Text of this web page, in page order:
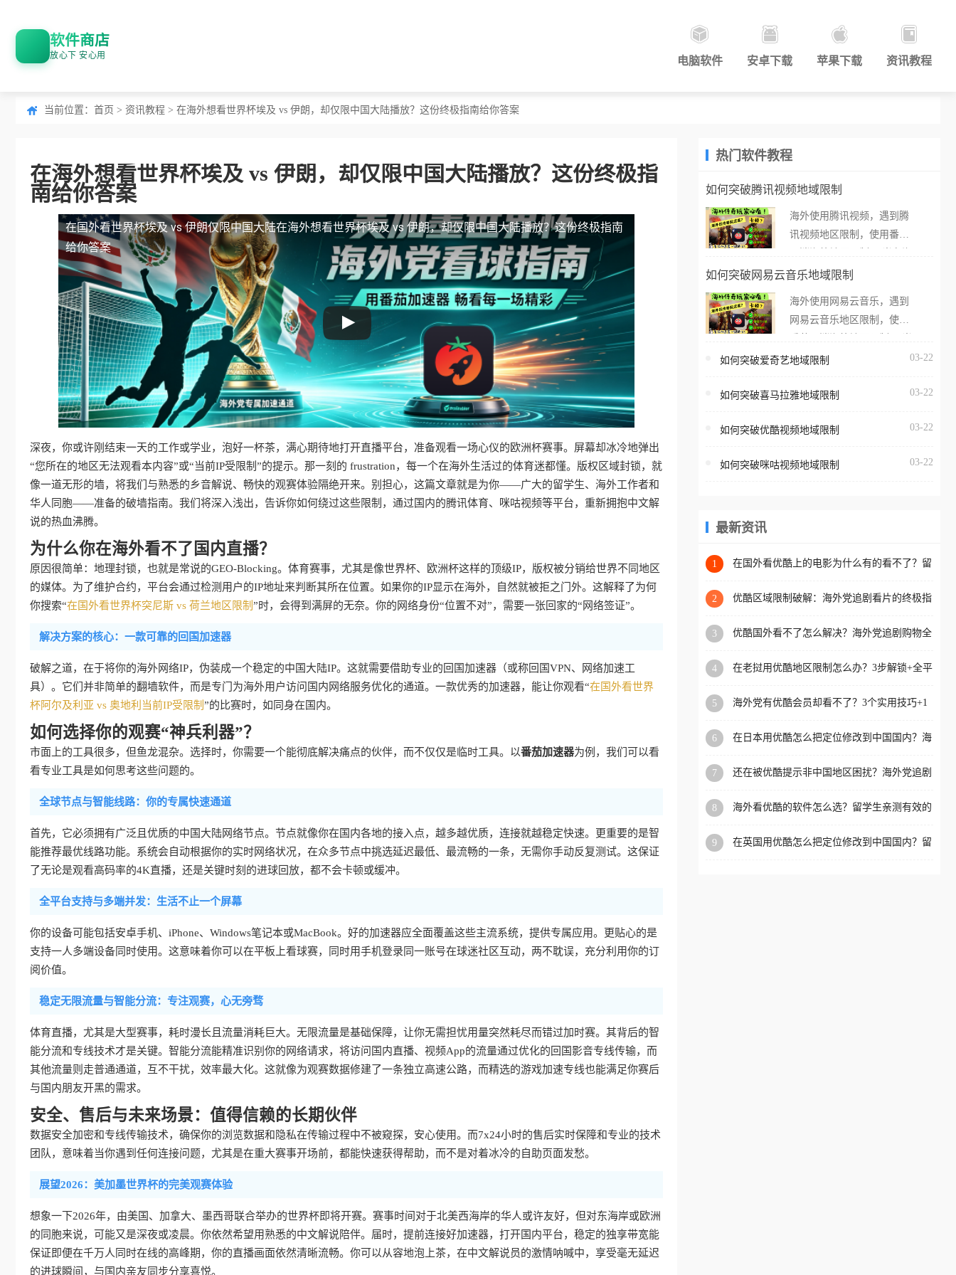
软件商店
放心下 安心用 电脑软件 安卓下载 苹果下载 资讯教程
当前位置： 首页 > 资讯教程 > 在海外想看世界杯埃及 vs 伊朗，却仅限中国大陆播放？这份终极指南给你答案
在海外想看世界杯埃及 vs 伊朗，却仅限中国大陆播放？这份终极指
南给你答案
在国外看世界杯埃及 vs 伊朗仅限中国大陆在海外想看世界杯埃及 vs 伊朗，却仅限中国大陆播放？这份终极指南
给你答案
深夜，你或许刚结束一天的工作或学业，泡好一杯茶，满心期待地打开直播平台，准备观看一场心仪的欧洲杯赛事。屏幕却冰冷地弹出
“您所在的地区无法观看本内容”或“当前IP受限制”的提示。那一刻的 frustration，每一个在海外生活过的体育迷都懂。版权区域封锁，就
像一道无形的墙，将我们与熟悉的乡音解说、畅快的观赛体验隔绝开来。别担心，这篇文章就是为你——广大的留学生、海外工作者和
华人同胞——准备的破墙指南。我们将深入浅出，告诉你如何绕过这些限制，通过国内的腾讯体育、咪咕视频等平台，重新拥抱中文解
说的热血沸腾。
为什么你在海外看不了国内直播？
原因很简单：地理封锁，也就是常说的GEO-Blocking。体育赛事，尤其是像世界杯、欧洲杯这样的顶级IP，版权被分销给世界不同地区
的媒体。为了维护合约，平台会通过检测用户的IP地址来判断其所在位置。如果你的IP显示在海外，自然就被拒之门外。这解释了为何
你搜索“在国外看世界杯突尼斯 vs 荷兰地区限制”时，会得到满屏的无奈。你的网络身份“位置不对”，需要一张回家的“网络签证”。
解决方案的核心：一款可靠的回国加速器
破解之道，在于将你的海外网络IP，伪装成一个稳定的中国大陆IP。这就需要借助专业的回国加速器（或称回国VPN、网络加速工
具）。它们并非简单的翻墙软件，而是专门为海外用户访问国内网络服务优化的通道。一款优秀的加速器，能让你观看“在国外看世界
杯阿尔及利亚 vs 奥地利当前IP受限制”的比赛时，如同身在国内。
如何选择你的观赛“神兵利器”？
市面上的工具很多，但鱼龙混杂。选择时，你需要一个能彻底解决痛点的伙伴，而不仅仅是临时工具。以番茄加速器为例，我们可以看
看专业工具是如何思考这些问题的。
全球节点与智能线路：你的专属快速通道
首先，它必须拥有广泛且优质的中国大陆网络节点。节点就像你在国内各地的接入点，越多越优质，连接就越稳定快速。更重要的是智
能推荐最优线路功能。系统会自动根据你的实时网络状况，在众多节点中挑选延迟最低、最流畅的一条，无需你手动反复测试。这保证
了无论是观看高码率的4K直播，还是关键时刻的进球回放，都不会卡顿或缓冲。
全平台支持与多端并发：生活不止一个屏幕
你的设备可能包括安卓手机、iPhone、Windows笔记本或MacBook。好的加速器应全面覆盖这些主流系统，提供专属应用。更贴心的是
支持一人多端设备同时使用。这意味着你可以在平板上看球赛，同时用手机登录同一账号在球迷社区互动，两不耽误，充分利用你的订
阅价值。
稳定无限流量与智能分流：专注观赛，心无旁骛
体育直播，尤其是大型赛事，耗时漫长且流量消耗巨大。无限流量是基础保障，让你无需担忧用量突然耗尽而错过加时赛。其背后的智
能分流和专线技术才是关键。智能分流能精准识别你的网络请求，将访问国内直播、视频App的流量通过优化的回国影音专线传输，而
其他流量则走普通通道，互不干扰，效率最大化。这就像为观赛数据修建了一条独立高速公路，而精选的游戏加速专线也能满足你赛后
与国内朋友开黑的需求。
安全、售后与未来场景：值得信赖的长期伙伴
数据安全加密和专线传输技术，确保你的浏览数据和隐私在传输过程中不被窥探，安心使用。而7x24小时的售后实时保障和专业的技术
团队，意味着当你遇到任何连接问题，尤其是在重大赛事开场前，都能快速获得帮助，而不是对着冰冷的自助页面发愁。
展望2026：美加墨世界杯的完美观赛体验
想象一下2026年，由美国、加拿大、墨西哥联合举办的世界杯即将开赛。赛事时间对于北美西海岸的华人或许友好，但对东海岸或欧洲
的同胞来说，可能又是深夜或凌晨。你依然希望用熟悉的中文解说陪伴。届时，提前连接好加速器，打开国内平台，稳定的独享带宽能
保证即便在千万人同时在线的高峰期，你的直播画面依然清晰流畅。你可以从容地泡上茶，在中文解说员的激情呐喊中，享受毫无延迟
的进球瞬间，与国内亲友同步分享喜悦。
热门软件教程
如何突破腾讯视频地域限制
海外使用腾讯视频，遇到腾
讯视频地区限制，使用番茄
外打开腾讯视频，却突然弹
地区无法播放”的提示语。
海外用户如香港、澳门、台
亚、欧洲等国家和地区时，
台一样，出现地区及版权限
地区播放。 遇到这个问题的
区工作、留学、定居等，都
权限制所困扰。
如何突破网易云音乐地域限制
海外使用网易云音乐，遇到
网易云音乐地区限制，使用
在海外打开网易云音乐，却
所在的地区无法播放”的提示
门、台湾、美国、加拿大、
区时，网易云音乐也会像其
回国加速器，即可解决「海
版权限制」的问题，无论人
国、加拿大、澳大利亚、欧
学、定居等，都可以使用，
扰。
如何突破爱奇艺地域限制 03-22
如何突破喜马拉雅地域限制 03-22
如何突破优酷视频地域限制 03-22
如何突破咪咕视频地域限制 03-22
最新资讯
1
在国外看优酷上的电影为什么有的看不了？留
2
优酷区域限制破解：海外党追剧看片的终极指
3
优酷国外看不了怎么解决？海外党追剧购物全
4
在老挝用优酷地区限制怎么办？3步解锁+全平
5
海外党有优酷会员却看不了？3个实用技巧+1
6
在日本用优酷怎么把定位修改到中国国内？海
7
还在被优酷提示非中国地区困扰？海外党追剧
8
海外看优酷的软件怎么选？留学生亲测有效的
9
在英国用优酷怎么把定位修改到中国国内？留